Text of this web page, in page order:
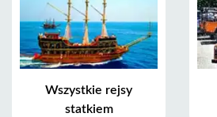
Wszystkie rejsy
statkiem